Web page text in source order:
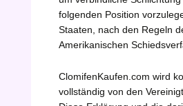
folgenden Position
Staaten, nach den Regeln
Amerikanischen
ClomifenKaufen.com wird
vollständig von den